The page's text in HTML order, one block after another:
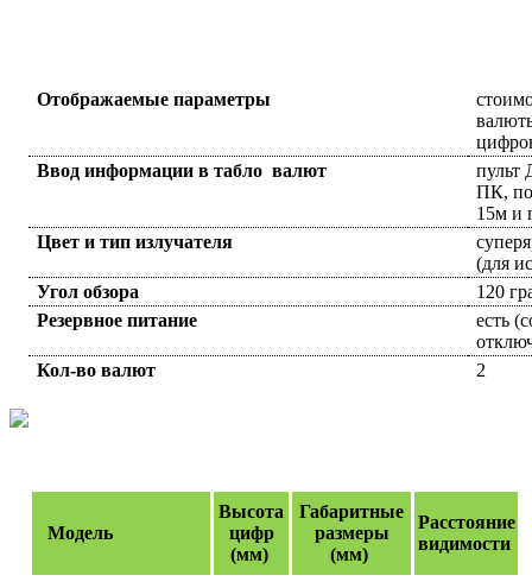
Отображаемые параметры
Ввод информации в табло валют
пульт
ПК,
15м и
Цвет и тип излучателя
(для
Угол обзора
120
Резервное питание
есть
Кол-во валют
2
Модель
Высота
цифр
(мм)
Габаритные
размеры
(мм)
Расстояние
видимости